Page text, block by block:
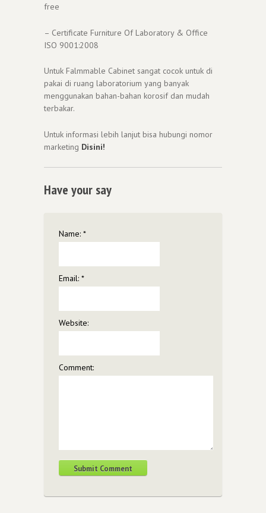
free
– Certificate Furniture Of Laboratory & Office
ISO 9001:2008
Untuk Falmmable Cabinet sangat cocok untuk di
pakai di ruang laboratorium yang banyak
menggunakan bahan-bahan korosif dan mudah
terbakar.
Untuk informasi lebih lanjut bisa hubungi nomor
marketing Disini!
Have your say
Name: *
Email: *
Website:
Comment: